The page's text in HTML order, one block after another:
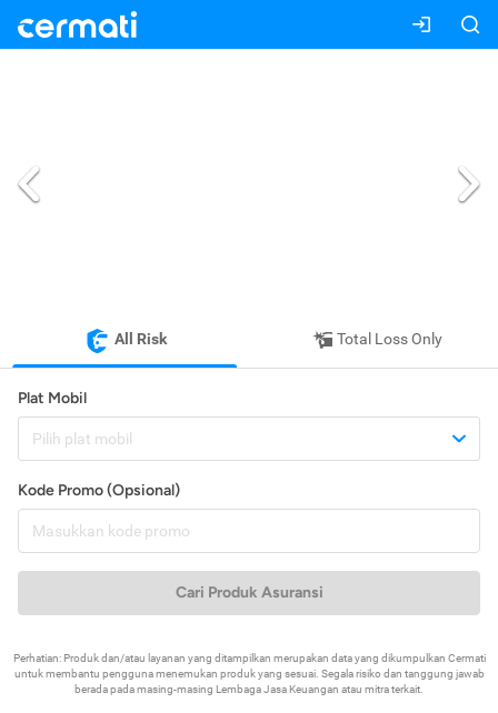
All Risk Total Loss Only
Plat Mobil
Pilih plat mobil
Kode Promo (Opsional)
Cari Produk Asuransi
Perhatian: Produk dan/atau layanan yang ditampilkan merupakan data yang dikumpulkan Cermati
untuk membantu pengguna menemukan produk yang sesuai. Segala risiko dan tanggung jawab
berada pada masing-masing Lembaga Jasa Keuangan atau mitra terkait.